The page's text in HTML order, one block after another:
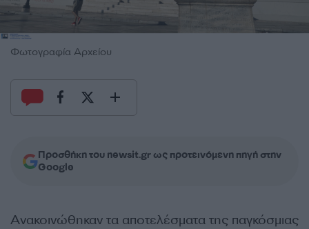
Φωτογραφία Αρχείου
Προσθήκη του newsit.gr ως προτεινόμενη πηγή στην
Google
Aνακοινώθηκαν τα αποτελέσματα της παγκόσμιας